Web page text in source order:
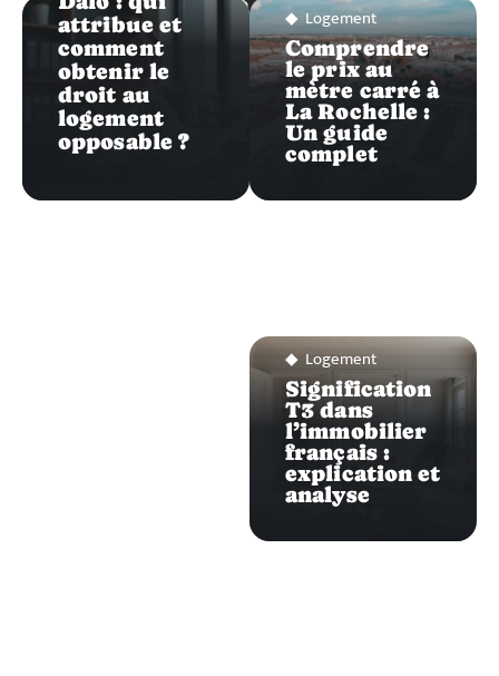
LOGEMENT
attribue et
comment
obtenir le
droit au
logement
opposable ?
Logement
Comprendre
le prix au
mètre carré à
La Rochelle :
Un guide
complet
Logement
Signification
T3 dans
l’immobilier
français :
explication et
analyse